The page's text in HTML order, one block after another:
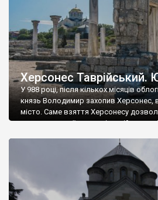
Херсонес
У 988 році, після кількох місяців
князь Володимир захопив Херсонес,
місто. Саме взяття Херсонесу
диктувати свої умови візантійському
Херсонесі Володимир-язичник, став
А потім було Хрещення Русі. На